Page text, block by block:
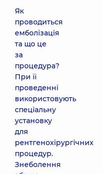
Як
проводиться
емболізація
та що це
за
процедура?
При її
проведенні
використовують
спеціальну
установку
для
рентгенохірургічних
процедур.
Знеболення